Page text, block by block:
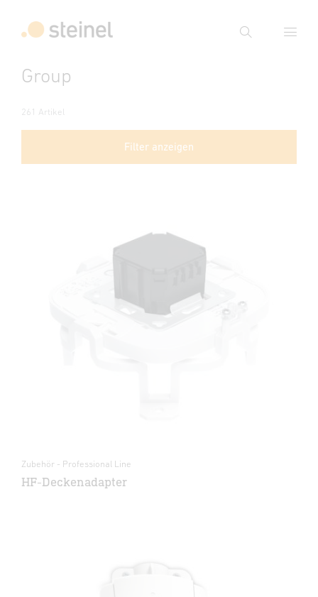
Suche
Group
261 Artikel
Filter anzeigen
Zubehör - Professional Line
HF-Deckenadapter